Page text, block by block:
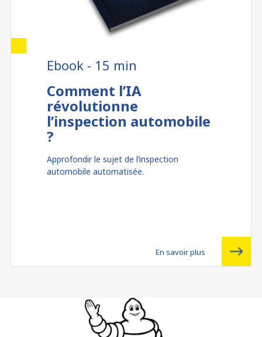
Ebook - 15 min
Comment l’IA
révolutionne
l’inspection automobile
?
Approfondir le sujet de l’inspection
automobile automatisée.
En savoir plus